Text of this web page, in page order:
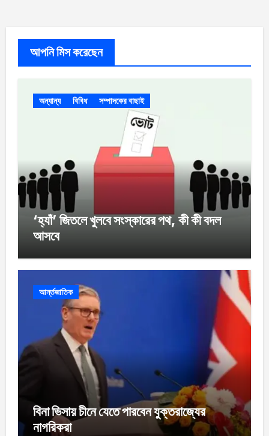
আপনি মিস করেছেন
অন্যান্য বিবিধ সম্পাদকের বাছাই
‘হ্যাঁ’ জিতলে খুলবে সংস্কারের পথ, কী কী বদল
আসবে
আর্ন্তজাতিক
বিনা ভিসায় চীনে যেতে পারবেন যুক্তরাজ্যের
নাগরিকরা